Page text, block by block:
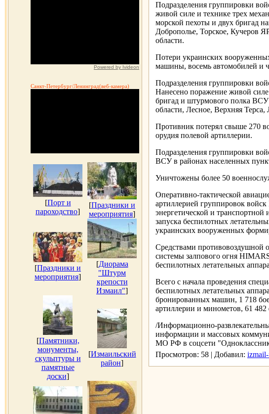
Powered by Ivideon
Санкт-Петербург/Ленинград(веб-камера)
[Порт и
пароходство]
[Праздники и
мероприятия]
[Праздники и
мероприятия]
[Диорама
"Штурм
крепости
Измаил"]
[Памятники,
монументы,
скульптуры и
памятные
доски]
[Измаильский
район]
Подразделения группировки
живой силе и технике трех
морской пехоты и двух бригад
Доброполье, Торское, Кучеров
области.
Потери украинских
машины, восемь автомобилей и
Подразделения группировки
Нанесено поражение живой
бригад и штурмового полка ВСУ
области, Лесное, Верхняя
Противник потерял свыше 270
орудия полевой артиллерии.
Подразделения группировки
ВСУ в районах населенных
Уничтожены более 50
Оперативно-тактической
артиллерией группировок
энергетической и
запуска беспилотных
украинских вооруженных
Средствами противовоздушной
системы залпового огня
беспилотных летательных
Всего с начала проведения
беспилотных летательных
бронированных машин, 1 718
артиллерии и минометов, 61
/Информационно-
информации и массовых
МО РФ в соцсети
Просмотров: 58 | Добавил: